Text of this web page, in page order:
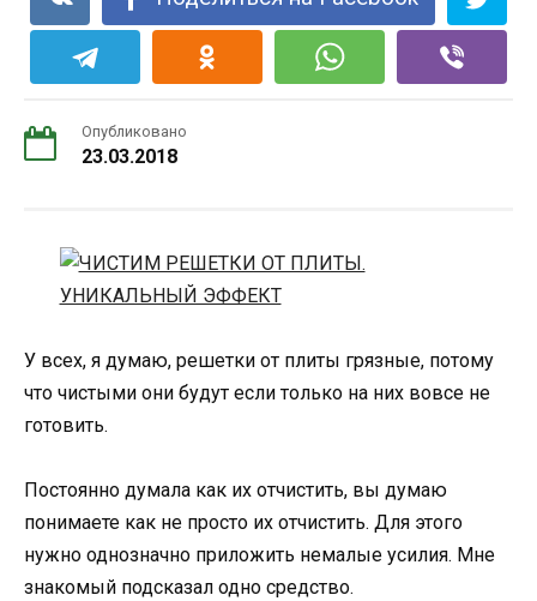
Опубликовано
23.03.2018
У всех, я думаю, решетки от плиты грязные, потому
что чистыми они будут если только на них вовсе не
готовить.
Постоянно думала как их отчистить, вы думаю
понимаете как не просто их отчистить. Для этого
нужно однозначно приложить немалые усилия. Мне
знакомый подсказал одно средство.